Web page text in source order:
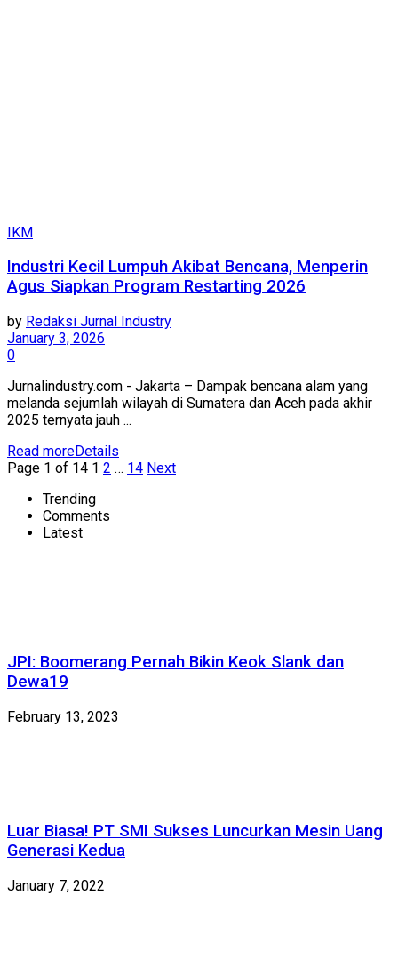
IKM
Industri Kecil Lumpuh Akibat Bencana, Menperin
Agus Siapkan Program Restarting 2026
by Redaksi Jurnal Industry
January 3, 2026
0
Jurnalindustry.com - Jakarta – Dampak bencana alam yang
melanda sejumlah wilayah di Sumatera dan Aceh pada akhir
2025 ternyata jauh ...
Read moreDetails
Page 1 of 14 1 2 … 14 Next
Trending
Comments
Latest
JPI: Boomerang Pernah Bikin Keok Slank dan
Dewa19
February 13, 2023
Luar Biasa! PT SMI Sukses Luncurkan Mesin Uang
Generasi Kedua
January 7, 2022